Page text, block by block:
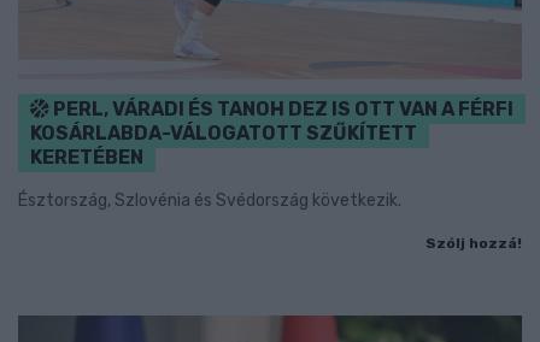
PERL, VÁRADI ÉS TANOH DEZ IS OTT VAN A FÉRFI
KOSÁRLABDA-VÁLOGATOTT SZŰKÍTETT
KERETÉBEN
Észtország, Szlovénia és Svédország következik.
Szólj hozzá!